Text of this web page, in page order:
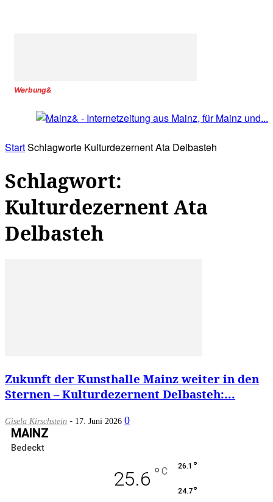
Werbung&
StartSchlagworte Kulturdezernent Ata Delbasteh
Schlagwort:
Kulturdezernent Ata
Delbasteh
Zukunft der Kunsthalle Mainz weiter in den
Sternen – Kulturdezernent Delbasteh:...
Gisela Kirschstein - 17. Juni 2026 0
MAINZ
Bedeckt
25.6 ° C 26.1 °
24.7°